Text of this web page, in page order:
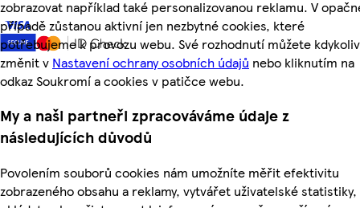
zobrazovat například také personalizovanou reklamu. V
případě zůstanou aktivní jen nezbytné cookies, které
potřebujeme k provozu webu. Své rozhodnutí můžete kdykoliv
změnit v Nastavení ochrany osobních údajů nebo kliknutím na
odkaz Soukromí a cookies v patičce webu.
My a naši partneři zpracováváme údaje z
následujících důvodů
Povolením souborů cookies nám umožníte měřit efektivitu
zobrazeného obsahu a reklamy, vytvářet uživatelské statistiky,